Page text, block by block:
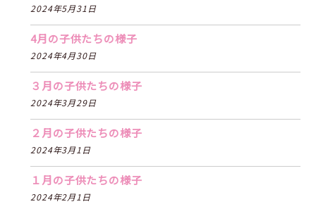
2024年5月31日
4月の子供たちの様子
2024年4月30日
３月の子供たちの様子
2024年3月29日
２月の子供たちの様子
2024年3月1日
１月の子供たちの様子
2024年2月1日